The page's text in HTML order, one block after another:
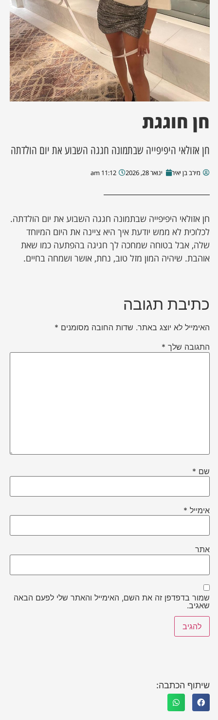
מסע מלחמה
השבוע
מקומית
עסקים
חן חוגגת
חן אזולאי היפיפייה שבתמונה חגגה השבוע את יום הולדתה
מירב בן יאיר ינואר 28, 2026 11:12 am
חן אזולאי היפיפייה שבתמונה חגגה השבוע את יום הולדתה.
לכלוכית לא ממש יודעת איך היא ציינה את היום המיוחד
שלה, אבל בטוחה שמחכה לך חגיגה בהפתעה כמו שאת
אוהבת. שיהיה המון מזל טוב, נחת, אושר ושמחה בחיים.
כתיבת תגובה
האימייל לא יוצג באתר. שדות החובה מסומנים *
התגובה שלך *
שם *
אימייל *
אתר
שמור בדפדפן זה את השם, האימייל והאתר שלי לפעם הבאה
שאגיב.
שיתוף הכתבה: